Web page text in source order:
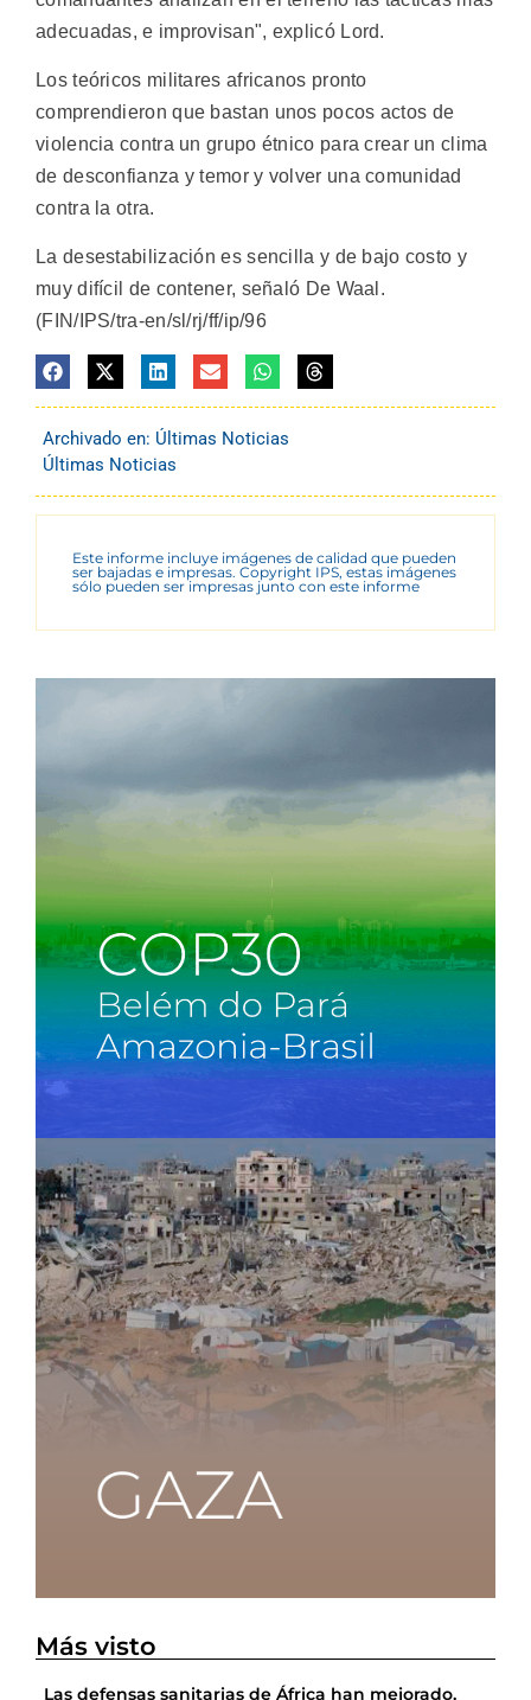
adecuadas, e improvisan", explicó Lord.
Los teóricos militares africanos pronto
comprendieron que bastan unos pocos actos de
violencia contra un grupo étnico para crear un clima
de desconfianza y temor y volver una comunidad
contra la otra.
La desestabilización es sencilla y de bajo costo y
muy difícil de contener, señaló De Waal.
(FIN/IPS/tra-en/sl/rj/ff/ip/96
Archivado en: Últimas Noticias
Últimas Noticias
Este informe incluye imágenes de calidad que pueden
ser bajadas e impresas. Copyright IPS, estas imágenes
sólo pueden ser impresas junto con este informe
Más visto
Las defensas sanitarias de África han mejorado,